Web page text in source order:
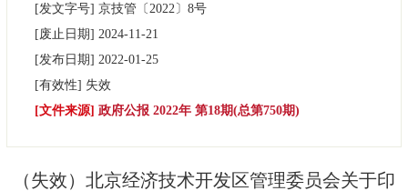
政务公开
市领导
政策兑现 政策解读
决策公开 专题公开
[发文字号] 京技管 〔2022〕 8号
[废止日期] 2024-11-21
[发布日期] 2022-01-25
[有效性] 失效
[文件来源] 政府公报 2022年 第18期(总第750期)
（失效）北京经济技术开发区管理委员会关于印